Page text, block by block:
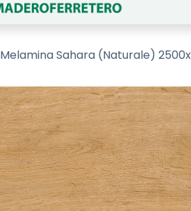
Melamina Sahara (Naturale)